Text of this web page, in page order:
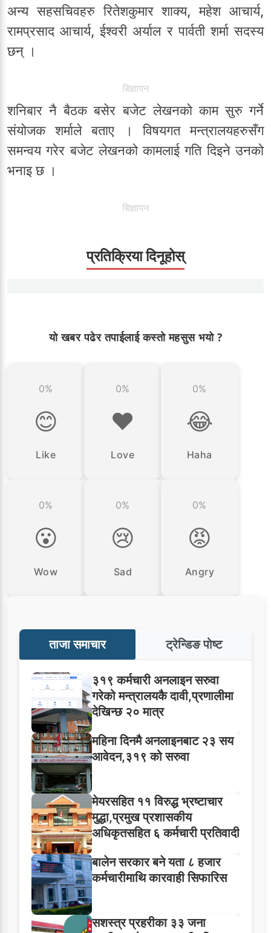
अन्य सहसचिवहरु रितेशकुमार शाक्य, महेश आचार्य,
रामप्रसाद आचार्य, ईश्वरी अर्याल र पार्वती शर्मा सदस्य
छन् ।
बिज्ञापन
शनिबार नै बैठक बसेर बजेट लेखनको काम सुरु गर्ने
संयोजक शर्माले बताए । विषयगत मन्त्रालयहरुसँग
समन्वय गरेर बजेट लेखनको कामलाई गति दिइने उनको
भनाइ छ ।
बिज्ञापन
प्रतिक्रिया दिनूहोस्
यो खबर पढेर तपाईलाई कस्तो महसुस भयो ?
0%
😊
Like
0%
❤️
Love
0%
😂
Haha
0%
😮
Wow
0%
😢
Sad
0%
😡
Angry
ताजा समाचार ट्रेन्डिङ पोष्ट
३१९ कर्मचारी अनलाइन सरुवा
गरेको मन्त्रालयकै दावी,प्रणालीमा
देखिन्छ २० मात्र
महिना दिनमै अनलाइनबाट २३ सय
आवेदन,३१९ को सरुवा
मेयरसहित ११ विरुद्ध भ्रष्टाचार
मुद्धा,प्रमुख प्रशासकीय
अधिकृतसहित ६ कर्मचारी प्रतिवादी
बालेन सरकार बने यता ८ हजार
कर्मचारीमाथि कारवाही सिफारिस
सशस्त्र प्रहरीका ३३ जना